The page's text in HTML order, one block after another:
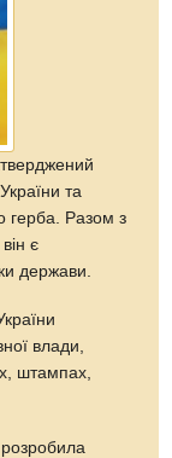
та
герба. Разом з
є
держави.
влади,
штампах,